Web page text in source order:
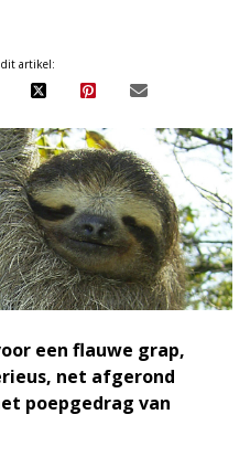
dit artikel:
een flauwe grap,
net afgerond
poepgedrag van